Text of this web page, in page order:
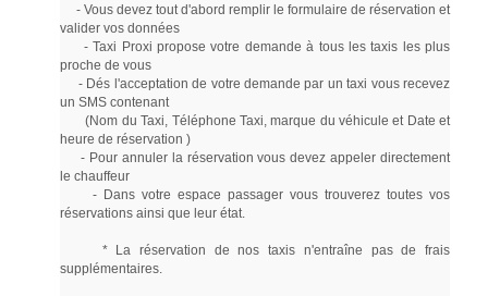
- Vous devez tout d'abord remplir le formulaire de réservation et
valider vos données
- Taxi Proxi propose votre demande à tous les taxis les plus
proche de vous
- Dés l'acceptation de votre demande par un taxi vous recevez
un SMS contenant
(Nom du Taxi, Téléphone Taxi, marque du véhicule et Date et
heure de réservation )
- Pour annuler la réservation vous devez appeler directement
le chauffeur
- Dans votre espace passager vous trouverez toutes vos
réservations ainsi que leur état.
* La réservation de nos taxis n'entraîne pas de frais
supplémentaires.